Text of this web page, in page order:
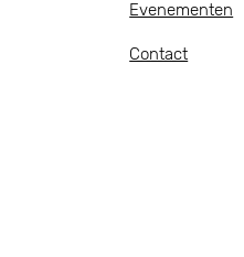
Evenementen
Contact